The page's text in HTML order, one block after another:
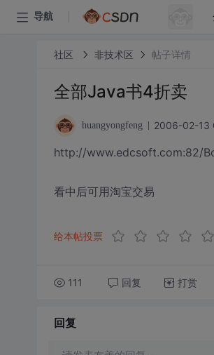
导航
社区 非技术区 帖子详情
全部Java书4折卖
huangyongfeng 2006-02-13
http://www.edcsoft.com:82/
看中后可用淘宝交易
给本帖投票
111 回复 打赏
回复